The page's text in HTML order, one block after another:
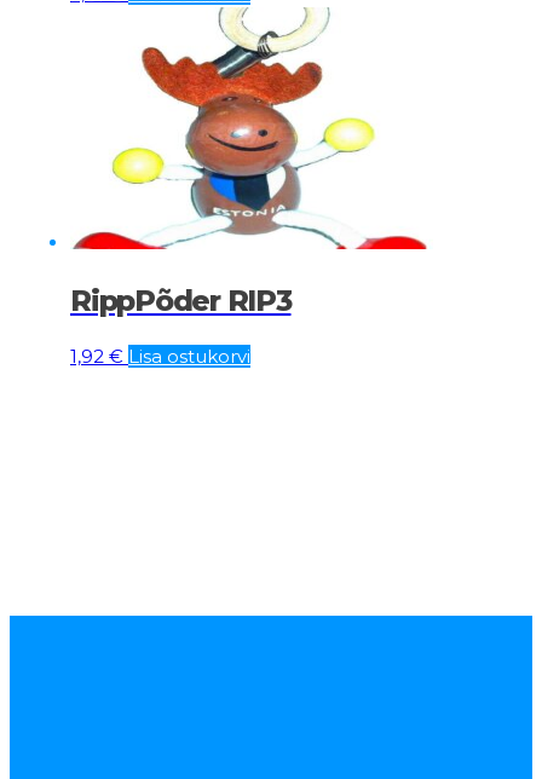
RippPõder RIP3
1,92 € Lisa ostukorvi